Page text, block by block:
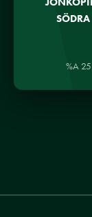
SÖDRA
%A